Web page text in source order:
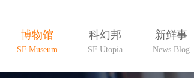
博物馆
SF Museum
科幻邦
SF Utopia
新鲜事
News Blog